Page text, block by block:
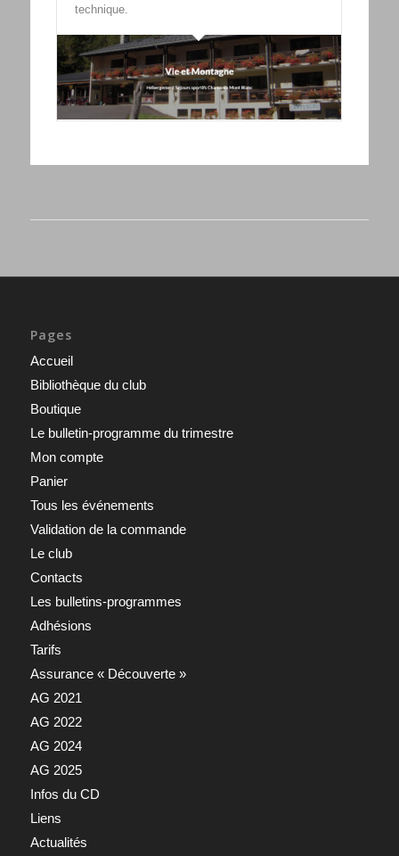
technique.
Pages
Accueil
Bibliothèque du club
Boutique
Le bulletin-programme du trimestre
Mon compte
Panier
Tous les événements
Validation de la commande
Le club
Contacts
Les bulletins-programmes
Adhésions
Tarifs
Assurance « Découverte »
AG 2021
AG 2022
AG 2024
AG 2025
Infos du CD
Liens
Actualités